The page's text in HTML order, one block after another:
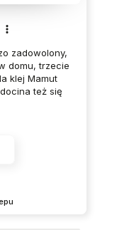
zadowolony,
domu, trzecie
klej Mamut
też się